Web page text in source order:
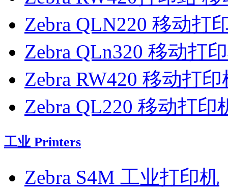
Zebra QLN220 移动打
Zebra QLn320 移动打
Zebra RW420 移动打印
Zebra QL220 移动打印
工业 Printers
Zebra S4M 工业打印机